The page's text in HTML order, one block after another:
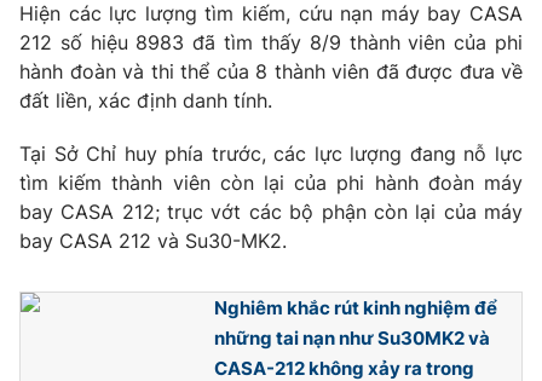
Cơ quan báo chí:Thời báo VTV
Giấy phép hoạt động báo in và báo điện tử số 483/GP-BTTTT
cấp ngày 29/12/2023
Tổng Biên tập:
Vũ Thanh Thủy
Phó Tổng Biên tập:Nguyễn Thị Mỹ Hạnh, Phạm Quốc Thắng,
Nguyễn Trọng Ninh
Tổng đài VTV:024.38 355 931 - 024.38 355 932
Ðiện thoại Thời báo VTV:024.66 897 897
Liên hệ quảng cáo:
024-7300.7108
Hiện các lực lượng tìm kiếm, cứu nạn máy bay CASA
212 số hiệu 8983 đã tìm thấy 8/9 thành viên của phi
hành đoàn và thi thể của 8 thành viên đã được đưa về
đất liền, xác định danh tính.
Tại Sở Chỉ huy phía trước, các lực lượng đang nỗ lực
tìm kiếm thành viên còn lại của phi hành đoàn máy
bay CASA 212; trục vớt các bộ phận còn lại của máy
bay CASA 212 và Su30-MK2.
Nghiêm khắc rút kinh nghiệm để
những tai nạn như Su30MK2 và
CASA-212 không xảy ra trong